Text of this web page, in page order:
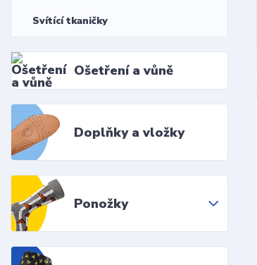
Svítící tkaničky
Ošetření a vůně
Doplňky a vložky
Ponožky